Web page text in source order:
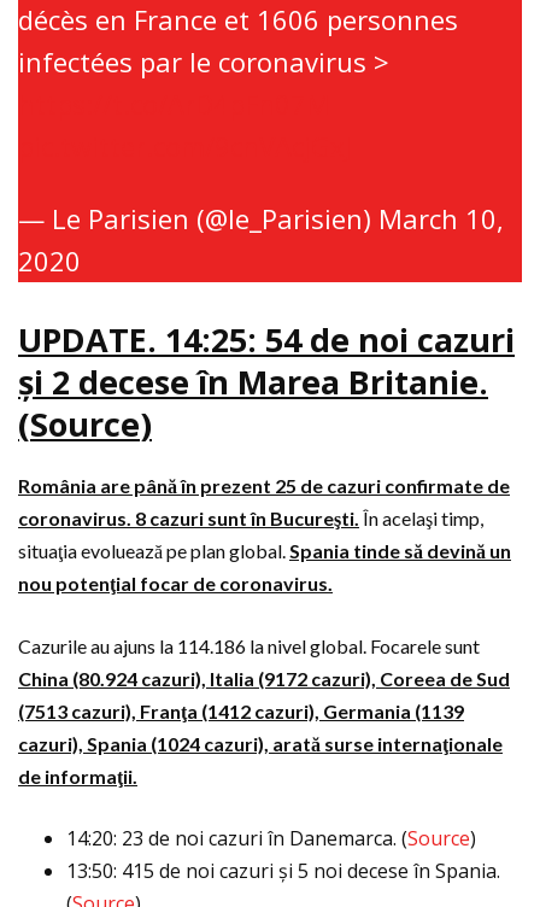
décès en France et 1606 personnes
infectées par le coronavirus >
— Le Parisien (@le_Parisien) March 10,
2020
UPDATE. 14:25: 54 de noi cazuri
şi 2 decese în Marea Britanie.
(Source)
România are până în prezent 25 de cazuri confirmate de
coronavirus. 8 cazuri sunt în Bucureşti. În acelaşi timp,
situaţia evoluează pe plan global.Spania tinde să devină un
nou potenţial focar de coronavirus.
Cazurile au ajuns la 114.186 la nivel global. Focarele sunt
China (80.924 cazuri), Italia (9172 cazuri), Coreea de Sud
(7513 cazuri), Franţa (1412 cazuri), Germania (1139
cazuri), Spania (1024 cazuri), arată surse internaţionale
de informaţii.
14:20: 23 de noi cazuri în Danemarca. (Source)
13:50: 415 de noi cazuri şi 5 noi decese în Spania.